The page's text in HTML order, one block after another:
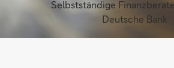
Selbstständige
Deutsche Bank